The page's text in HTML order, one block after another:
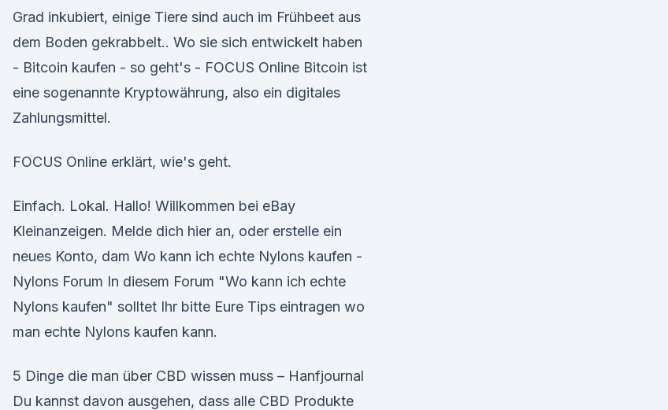
Grad inkubiert, einige Tiere sind auch im Frühbeet aus
dem Boden gekrabbelt.. Wo sie sich entwickelt haben
- Bitcoin kaufen - so geht's - FOCUS Online Bitcoin ist
eine sogenannte Kryptowährung, also ein digitales
Zahlungsmittel.
FOCUS Online erklärt, wie's geht.
Einfach. Lokal. Hallo! Willkommen bei eBay
Kleinanzeigen. Melde dich hier an, oder erstelle ein
neues Konto, dam Wo kann ich echte Nylons kaufen -
Nylons Forum In diesem Forum "Wo kann ich echte
Nylons kaufen" solltet Ihr bitte Eure Tips eintragen wo
man echte Nylons kaufen kann.
5 Dinge die man über CBD wissen muss – Hanfjournal
Du kannst davon ausgehen, dass alle CBD Produkte